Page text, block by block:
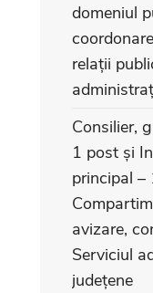
domeniul
relații
Consilier,
1 post și
principal –
avizare,
Serviciul
județene